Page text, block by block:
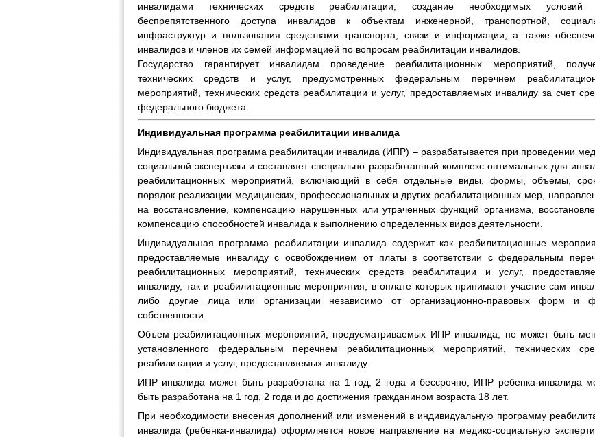
инвалидами технических средств реабилитации, создание необходимых условий
беспрепятственного доступа инвалидов к объектам инженерной, транспортной,
инфраструктур и пользования средствами транспорта, связи и информации, а также
инвалидов и членов их семей информацией по вопросам реабилитации инвалидов.
Государство гарантирует инвалидам проведение реабилитационных мероприятий,
технических средств и услуг, предусмотренных федеральным перечнем
мероприятий, технических средств реабилитации и услуг, предоставляемых инвалиду за счет
федерального бюджета.
Индивидуальная программа реабилитации инвалида
Индивидуальная программа реабилитации инвалида (ИПР) – разрабатывается при проведении
социальной экспертизы и составляет специально разработанный комплекс оптимальных для
реабилитационных мероприятий, включающий в себя отдельные виды, формы, объемы,
порядок реализации медицинских, профессиональных и других реабилитационных мер,
на восстановление, компенсацию нарушенных или утраченных функций организма,
компенсацию способностей инвалида к выполнению определенных видов деятельности.
Индивидуальная программа реабилитации инвалида содержит как реабилитационные
предоставляемые инвалиду с освобождением от платы в соответствии с федеральным
реабилитационных мероприятий, технических средств реабилитации и услуг,
инвалиду, так и реабилитационные мероприятия, в оплате которых принимают участие сам
либо другие лица или организации независимо от организационно-правовых форм и
собственности.
Объем реабилитационных мероприятий, предусматриваемых ИПР инвалида, не может быть
установленного федеральным перечнем реабилитационных мероприятий, технических
реабилитации и услуг, предоставляемых инвалиду.
ИПР инвалида может быть разработана на 1 год, 2 года и бессрочно, ИПР ребенка-инвалида
быть разработана на 1 год, 2 года и до достижения гражданином возраста 18 лет.
При необходимости внесения дополнений или изменений в индивидуальную программу
инвалида (ребенка-инвалида) оформляется новое направление на медико-социальную